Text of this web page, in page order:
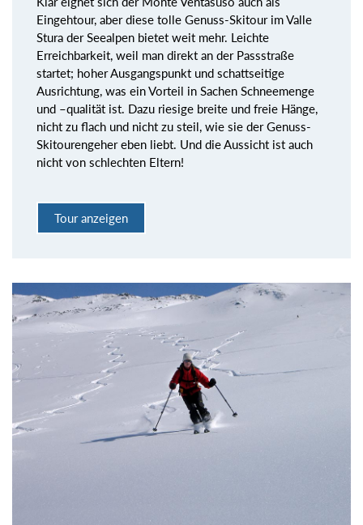
Eingehtour, aber diese tolle Genuss-Skitour im Valle
Stura der Seealpen bietet weit mehr. Leichte
Erreichbarkeit, weil man direkt an der Passstraße
startet; hoher Ausgangspunkt und schattseitige
Ausrichtung, was ein Vorteil in Sachen Schneemenge
und –qualität ist. Dazu riesige breite und freie Hänge,
nicht zu flach und nicht zu steil, wie sie der Genuss-
Skitourengeher eben liebt. Und die Aussicht ist auch
nicht von schlechten Eltern!
Tour anzeigen